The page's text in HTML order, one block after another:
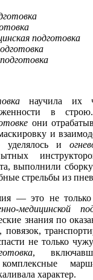
подготовка
научила их
в
они
и
уделялось и
выполнили
стрельбы из
— это не
медицинской
знания по
не только
,
марш-
характер.